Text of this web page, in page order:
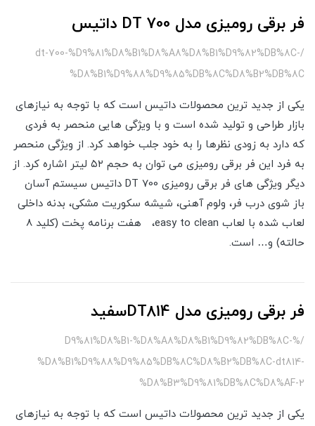
فر برقی رومیزی مدل DT 700 داتیس
/dt-700-%D9%81%D8%B1%D8%A8%D8%B1%D9%82%DB%8C-
%D8%B1%D9%88%D9%85%DB%8C%D8%B2%DB%8C
یکی از جدید ترین محصولات داتیس است که با توجه به نیازهای
بازار طراحی و تولید شده است و با ویژگی هایی منحصر به فردی
که دارد به زودی نظرها را به خود جلب خواهد کرد. از ویژگی منحصر
به فرد این فر برقی رومیزی می توان به حجم ۵۲ لیتر اشاره کرد. از
دیگر ویژگی های فر برقی رومیزی DT 700 داتیس سیستم آسان
باز شوی درب فر، ولوم آهنی، شیشه سکوریت مشکی، بدنه داخلی
لعاب شده با لعاب easy to clean، هفت برنامه پخت (کلید 8
حالته) و… است.
فر برقی رومیزی مدل DT814سفید
/%D9%81%D8%B1-%D8%A8%D8%B1%D9%82%DB%8C-
%D8%B1%D9%88%D9%85%DB%8C%D8%B2%DB%8C-dt814-
%D8%B3%D9%81%DB%8C%D8%AF-2
یکی از جدید ترین محصولات داتیس است که با توجه به نیازهای